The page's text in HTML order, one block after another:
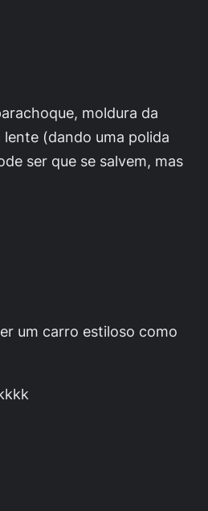
moldura da
(dando uma polida
ser que se salvem, mas
um carro estiloso como